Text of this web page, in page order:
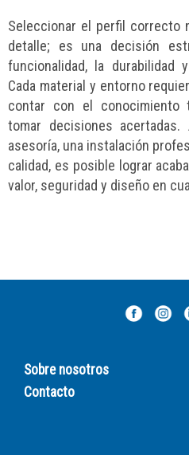
Seleccionar el perfil correcto
detalle; es una decisión
funcionalidad, la
Cada material y entorno
contar con el conocimiento
tomar decisiones
asesoría, una instalación
calidad, es posible lograr
valor, seguridad y diseño en
Sobre nosotros
Contacto